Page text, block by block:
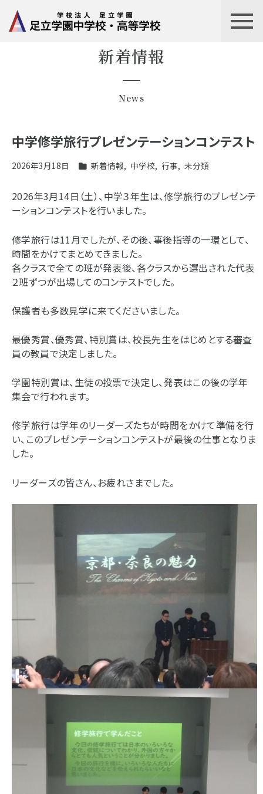
新着情報
News
中学修学旅行プレゼンテーションコンテスト
2026年3月18日 新着情報, 中学校, 行事, 未分類
2026年3月14日（土）、中学３年生は、修学旅行のプレゼンテ
ーションコンテストを行いました。
修学旅行は11月でしたが、その後、事後指導の一環として、
時間をかけてまとめてきました。
各クラスで全ての班が発表後、各クラスから選出された代表
２班ずつが出場してのコンテストでした。
保護者も多数見学に来てくださいました。
最優秀賞、優秀賞、特別賞は、校長先生をはじめとする審査
員の教員で決定しました。
学園特別賞は、生徒の投票で決定し、発表はこの後の学年
集会で行われます。
修学旅行は学年のリーダーズたちが時間をかけて準備を行
い、このプレゼンテーションコンテストが最後の仕事となりま
した。
リーダーズの皆さん、お疲れさまでした。